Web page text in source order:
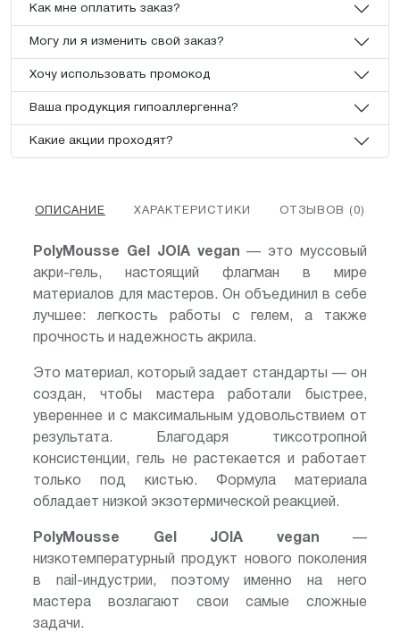
Как мне оплатить заказ?
Могу ли я изменить свой заказ?
Хочу использовать промокод
Ваша продукция гипоаллергенна?
Какие акции проходят?
ОПИСАНИЕ ХАРАКТЕРИСТИКИ ОТЗЫВОВ (0)
PolyMousse Gel JOIA vegan — это муссовый
акри-гель, настоящий флагман в мире
материалов для мастеров. Он объединил в себе
лучшее: легкость работы с гелем, а также
прочность и надежность акрила.
Это материал, который задает стандарты — он
создан, чтобы мастера работали быстрее,
увереннее и с максимальным удовольствием от
результата. Благодаря тиксотропной
консистенции, гель не растекается и работает
только под кистью. Формула материала
обладает низкой экзотермической реакцией.
PolyMousse Gel JOIA vegan —
низкотемпературный продукт нового поколения
в nail-индустрии, поэтому именно на него
мастера возлагают свои самые сложные
задачи.